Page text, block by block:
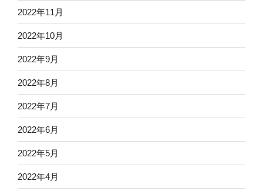
2022年11月
2022年10月
2022年9月
2022年8月
2022年7月
2022年6月
2022年5月
2022年4月